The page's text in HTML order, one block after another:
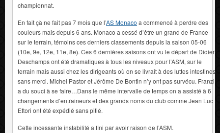
championnat.
En fait çà ne fait pas 7 mois que l’AS Monaco a commencé à perdre des
couleurs mais depuis 6 ans. Monaco a cessé d’être un grand de France
sur le terrain, témoins ces derniers classements depuis la saison 05-06
(10e, 9e, 12e, 11e, 8e). Ces 6 dernières saisons ont vu le départ de Didier
Deschamps ont été dramatiques à tous les niveaux pour l’ASM, sur le
terrain mais aussi chez les dirigeants où on se livrait à des luttes intestines
sans merci. Michel Pastor et Jérôme De Bontin n’y ont pas survécu. Franzi
a du souci à se faire…Dans le même intervalle de temps on a assisté à 6
changements d’entraineurs et des grands noms du club comme Jean Luc
Ettori ont été expédié sans pitié.
Cette incessante instabilité a fini par avoir raison de l’ASM.